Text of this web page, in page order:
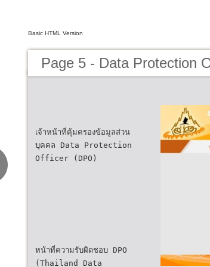
Basic HTML Version
Page 5 - Data Protection
เจ้าหน้าที่คุ้มครองข้อมูลส่วน
บุคคล Data Protection
Officer (DPO)
หน้าที่ความรับผิดชอบ DPO
(Thailand Data